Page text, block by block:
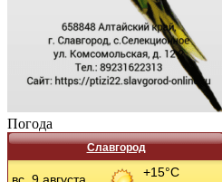
Погода
Славгород